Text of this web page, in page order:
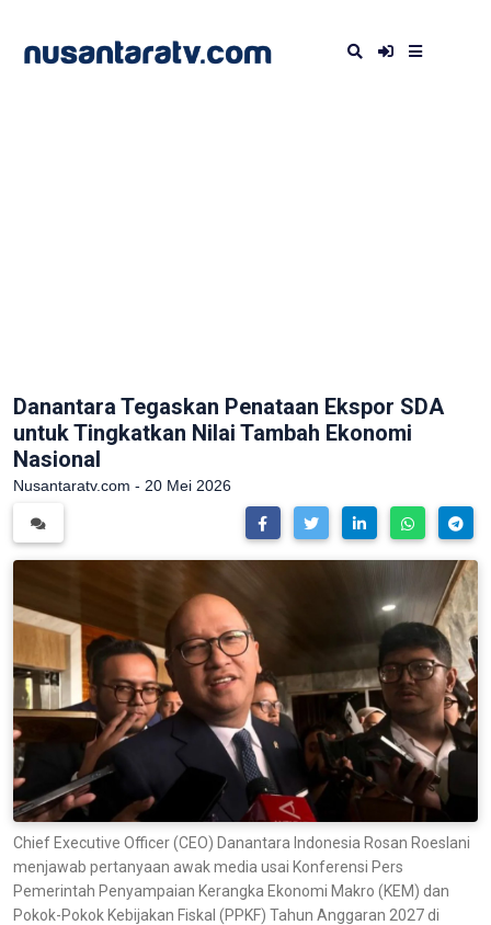
Danantara Tegaskan Penataan Ekspor SDA
untuk Tingkatkan Nilai Tambah Ekonomi
Nasional
Nusantaratv.com - 20 Mei 2026
Chief Executive Officer (CEO) Danantara Indonesia Rosan Roeslani
menjawab pertanyaan awak media usai Konferensi Pers
Pemerintah Penyampaian Kerangka Ekonomi Makro (KEM) dan
Pokok-Pokok Kebijakan Fiskal (PPKF) Tahun Anggaran 2027 di